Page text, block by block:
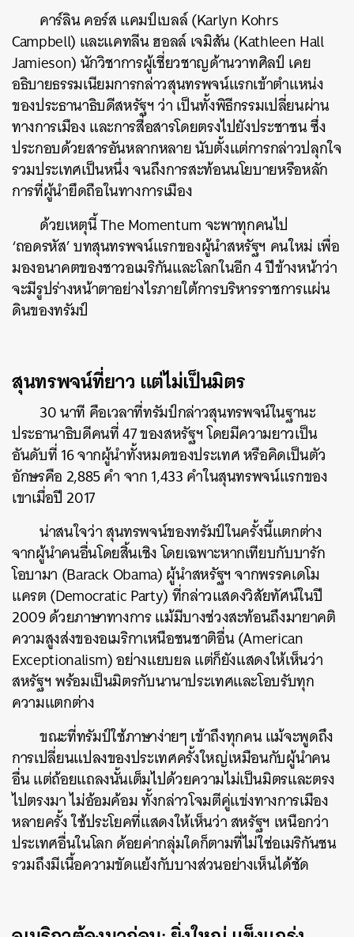
คาร์ลิน คอร์ส แคมป์เบลล์ (Karlyn Kohrs
Campbell) และแคทลีน ฮอลล์ เจมิสัน (Kathleen Hall
Jamieson) นักวิชาการผู้เชี่ยวชาญด้านวาทศิลป์ เคย
อธิบายธรรมเนียมการกล่าวสุนทรพจน์แรกเข้าตำแหน่ง
ของประธานาธิบดีสหรัฐฯ ว่า เป็นทั้งพิธีกรรมเปลี่ยนผ่าน
ทางการเมือง และการสื่อสารโดยตรงไปยังประชาชน ซึ่ง
ประกอบด้วยสารอันหลากหลาย นับตั้งแต่การกล่าวปลุกใจ
รวมประเทศเป็นหนึ่ง จนถึงการสะท้อนนโยบายหรือหลัก
การที่ผู้นำยึดถือในทางการเมือง
ด้วยเหตุนี้ The Momentum จะพาทุกคนไป
‘ถอดรหัส’ บทสุนทรพจน์แรกของผู้นำสหรัฐฯ คนใหม่ เพื่อ
มองอนาคตของชาวอเมริกันและโลกในอีก 4 ปีข้างหน้าว่า
จะมีรูปร่างหน้าตาอย่างไรภายใต้การบริหารราชการแผ่น
ดินของทรัมป์
สุนทรพจน์ที่ยาว แต่ไม่เป็นมิตร
30 นาที คือเวลาที่ทรัมป์กล่าวสุนทรพจน์ในฐานะ
ประธานาธิบดีคนที่ 47 ของสหรัฐฯ โดยมีความยาวเป็น
อันดับที่ 16 จากผู้นำทั้งหมดของประเทศ หรือคิดเป็นตัว
อักษรคือ 2,885 คำ จาก 1,433 คำในสุนทรพจน์แรกของ
เขาเมื่อปี 2017
น่าสนใจว่า สุนทรพจน์ของทรัมป์ในครั้งนี้แตกต่าง
จากผู้นำคนอื่นโดยสิ้นเชิง โดยเฉพาะหากเทียบกับบารัก
โอบามา (Barack Obama) ผู้นำสหรัฐฯ จากพรรคเดโม
แครต (Democratic Party) ที่กล่าวแสดงวิสัยทัศน์ในปี
2009 ด้วยภาษาทางการ แม้มีบางช่วงสะท้อนถึงมายาคติ
ความสูงส่งของอเมริกาเหนือชนชาติอื่น (American
Exceptionalism) อย่างแยบยล แต่ก็ยังแสดงให้เห็นว่า
สหรัฐฯ พร้อมเป็นมิตรกับนานาประเทศและโอบรับทุก
ความแตกต่าง
ขณะที่ทรัมป์ใช้ภาษาง่ายๆ เข้าถึงทุกคน แม้จะพูดถึง
การเปลี่ยนแปลงของประเทศครั้งใหญ่เหมือนกับผู้นำคน
อื่น แต่ถ้อยแถลงนั้นเต็มไปด้วยความไม่เป็นมิตรและตรง
ไปตรงมา ไม่อ้อมค้อม ทั้งกล่าวโจมตีคู่แข่งทางการเมือง
หลายครั้ง ใช้ประโยคที่แสดงให้เห็นว่า สหรัฐฯ เหนือกว่า
ประเทศอื่นในโลก ด้อยค่ากลุ่มใดก็ตามที่ไม่ใช่อเมริกันชน
รวมถึงมีเนื้อความขัดแย้งกับบางส่วนอย่างเห็นได้ชัด